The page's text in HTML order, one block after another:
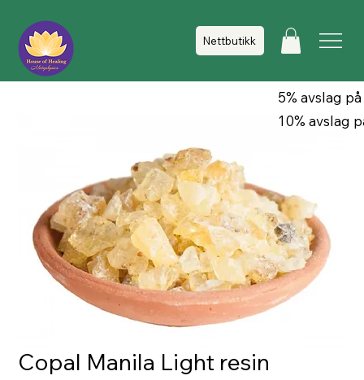
Nettbutikk
Copal Manila Light resin
5% avslag
10% avslag